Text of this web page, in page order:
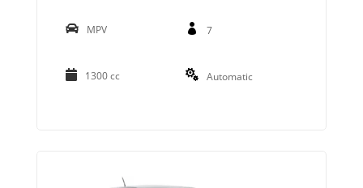
MPV 7
1300 cc Automatic